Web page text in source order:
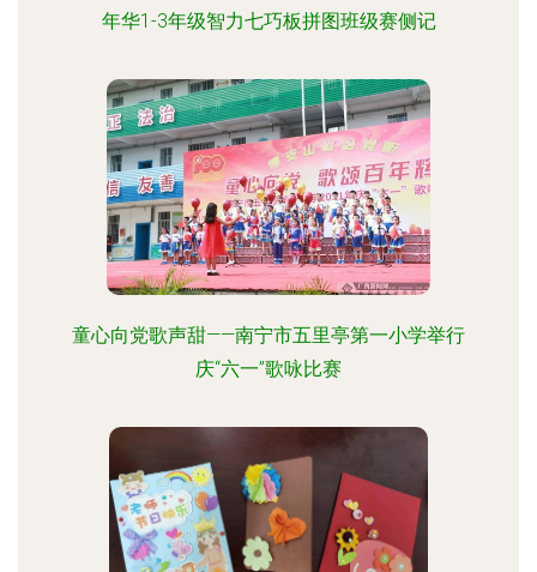
年华1-3年级智力七巧板拼图班级赛侧记
童心向党歌声甜——南宁市五里亭第一小学举行
庆“六一”歌咏比赛